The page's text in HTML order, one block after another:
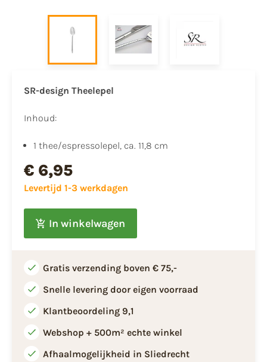
SR-design Theelepel
Inhoud:
1 thee/espressolepel, ca. 11,8 cm
€ 6,95
Levertijd 1-3 werkdagen
In winkelwagen
Gratis verzending boven € 75,-
Snelle levering door eigen voorraad
Klantbeoordeling 9,1
Webshop + 500m² echte winkel
Afhaalmogelijkheid in Sliedrecht